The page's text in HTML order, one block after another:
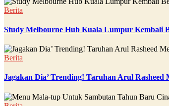
Berita
Study Melbourne Hub Kuala Lumpur Kembali
Berita
Jagakan Dia’ Trending! Taruhan Arul Rasheed